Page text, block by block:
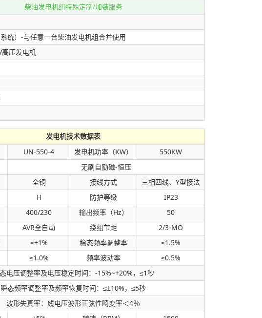
柴油发电机组特殊定制/加装服务
统）-与任意一台柴油发电机组合并使用
压发电机
发电机技术数据表
UN-550-4 发电机功率（KW）
550KW
无刷自励磁-恒压
全铜 接线方式
三相四线、Y型接法
H 防护等级
IP23
400/230 输出频率（Hz）
50
AVR全自动 绕组节距
2/3-MO
≤±1% 稳态频率调整率
≤1.5%
≤1.0% 频率波动率
≤0.5%
电压调整率及电压稳定时间：-15%~+20%，≤1秒
瞬态频率调整率及频率恢复时间：≤±10%，≤5秒
波形失真率：线电压波形正弦性畸变率＜4％